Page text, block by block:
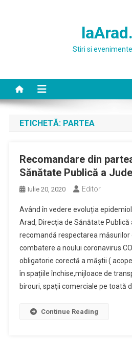
Stiri si
ETICHETĂ: PARTEA
Recomandare din
Sănătate Publică a
Iulie 20, 2020 Editor
Având în vedere evoluția
Arad, Direcția de Sănătate
recomandă respectarea măsurilor
combatere a noului coronavirus
obligatorie corectă a măștii (
în spațiile închise,mijloace de
birouri, spații comerciale pe toată
Continue Reading